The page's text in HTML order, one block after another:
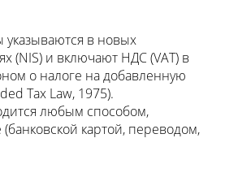
в новых
(NIS) и включают НДС (VAT) в
о налоге на добавленную
Tax Law, 1975).
любым способом,
картой, переводом,